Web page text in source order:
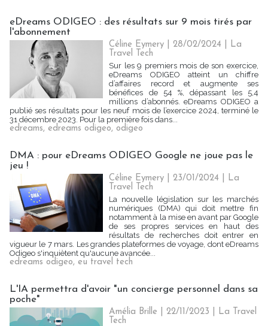
eDreams ODIGEO : des résultats sur 9 mois tirés par
l'abonnement
Céline Eymery | 28/02/2024
La
Travel Tech
Sur les 9 premiers mois de son exercice,
eDreams ODIGEO atteint un chiffre
d’affaires record et augmente ses
bénéfices de 54 %, dépassant les 5,4
millions d’abonnés. eDreams ODIGEO a
publié ses résultats pour les neuf mois de l’exercice 2024, terminé le
31 décembre 2023. Pour la première fois dans...
edreams, edreams odigeo, odigeo
DMA : pour eDreams ODIGEO Google ne joue pas le
jeu !
Céline Eymery | 23/01/2024
La
Travel Tech
La nouvelle législation sur les marchés
numériques (DMA) qui doit mettre fin
notamment à la mise en avant par Google
de ses propres services en haut des
résultats de recherches doit entrer en
vigueur le 7 mars. Les grandes plateformes de voyage, dont eDreams
Odigeo s'inquiètent qu'aucune avancée...
edreams odigeo, eu travel tech
L'IA permettra d'avoir "un concierge personnel dans sa
poche"
Amélia Brille | 22/11/2023
La Travel
Tech